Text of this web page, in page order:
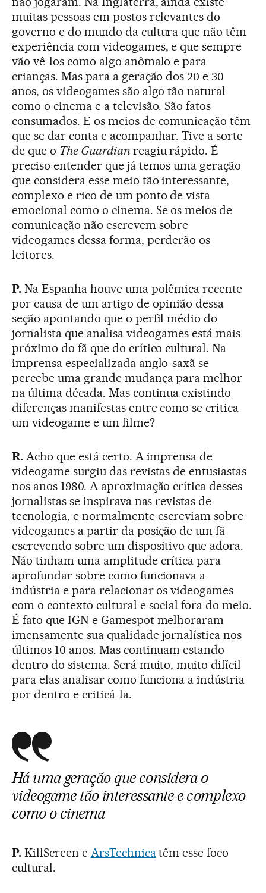
muitas pessoas em postos relevantes do
governo e do mundo da cultura que não têm
experiência com videogames, e que sempre
vão vê-los como algo anômalo e para
crianças. Mas para a geração dos 20 e 30
anos, os videogames são algo tão natural
como o cinema e a televisão. São fatos
consumados. E os meios de comunicação têm
que se dar conta e acompanhar. Tive a sorte
de que o The Guardianreagiu rápido. É
preciso entender que já temos uma geração
que considera esse meio tão interessante,
complexo e rico de um ponto de vista
emocional como o cinema. Se os meios de
comunicação não escrevem sobre
videogames dessa forma, perderão os
leitores.
P.Na Espanha houve uma polêmica recente
por causa de um artigo de opinião dessa
seção apontando que o perfil médio do
jornalista que analisa videogames está mais
próximo do fã que do crítico cultural. Na
imprensa especializada anglo-saxã se
percebe uma grande mudança para melhor
na última década. Mas continua existindo
diferenças manifestas entre como se critica
um videogame e um filme?
R.Acho que está certo. A imprensa de
videogame surgiu das revistas de entusiastas
nos anos 1980. A aproximação crítica desses
jornalistas se inspirava nas revistas de
tecnologia, e normalmente escreviam sobre
videogames a partir da posição de um fã
escrevendo sobre um dispositivo que adora.
Não tinham uma amplitude crítica para
aprofundar sobre como funcionava a
indústria e para relacionar os videogames
com o contexto cultural e social fora do meio.
É fato que IGN e Gamespot melhoraram
imensamente sua qualidade jornalística nos
últimos 10 anos. Mas continuam estando
dentro do sistema. Será muito, muito difícil
para elas analisar como funciona a indústria
por dentro e criticá-la.
Há uma geração que considera o
videogame tão interessante e complexo
como o cinema
P.KillScreen e ArsTechnicatêm esse foco
cultural.